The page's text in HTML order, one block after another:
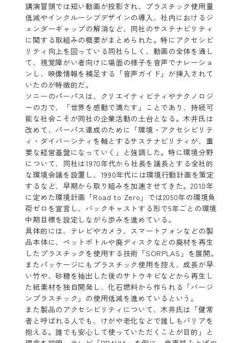
講演冒頭では短い動画が投影され、プラスチック使用量
低減やインクルーシブデザインの導入、社内におけるジ
ェンダーギャップの解消など、同社のサステナビリティ
に関する取組みの概要がまとめられた。特にアクセシビ
リティ向上を図っている同社らしく、動画の全体を通し
て、視覚障がい者向けに場面の様子を音声でナレーショ
ンし、映像情報を補足する「音声ガイド」が挿入されて
いたのが特徴的だ。
ソニーのパーパスは、クリエイティビティやテクノロジ
ーの力で、「世界を感動で満たす」ことであり、持続可
能な社会こそが同社の企業活動の土台となる。木井氏は
改めて、パーパス達成のために「環境・アクセシビリテ
ィ・ダイバーシティを軸とするサステナビリティが、重
要な経営基盤になっていく」と強調した。特に環境分野
について、同社は1970年代から社長を議長とする全社的
な環境会議を設置し、1990年代には環境行動計画を策定
するなど、早期から取り組みを加速させてきた。2010年
に定めた環境計画「Road to Zero」では2050年の環境負
荷ゼロを宣言し、バックキャストする形で5年ごとの環境
中期目標を設定しながら歩みを進めている。
具体的には、テレビやカメラ、スマートフォンなどの製
品本体に、ペットボトルや廃ディスクなどの廃材を再生
したプラスチックを使用する技術「SORPLAS」を展開。
またパッケージにもプラスチック使用を控え、成長が早
い竹や、砂糖を抽出した後のサトウキビなどから再生し
た紙素材を独自開発し、化石燃料から作られる「バージ
ンプラスチック」の使用低減を進めているという。
また製品のアクセシビリティについて、木井氏は「健常
者と呼ばれる人でも、けがや老化などで誰しもバリアを
抱える。誰でも安心して使っていただくことが目的」と